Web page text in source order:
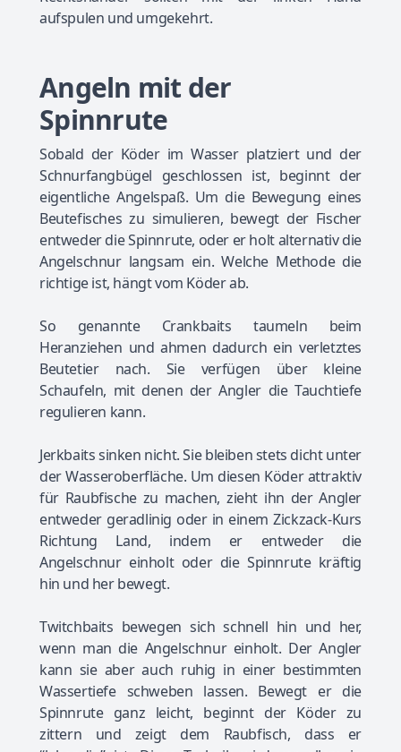
aufspulen und umgekehrt.
Angeln mit der
Spinnrute
Sobald der Köder im Wasser platziert und der
Schnurfangbügel geschlossen ist, beginnt der
eigentliche Angelspaß. Um die Bewegung eines
Beutefisches zu simulieren, bewegt der Fischer
entweder die Spinnrute, oder er holt alternativ die
Angelschnur langsam ein. Welche Methode die
richtige ist, hängt vom Köder ab.
So genannte Crankbaits taumeln beim
Heranziehen und ahmen dadurch ein verletztes
Beutetier nach. Sie verfügen über kleine
Schaufeln, mit denen der Angler die Tauchtiefe
regulieren kann.
Jerkbaits sinken nicht. Sie bleiben stets dicht unter
der Wasseroberfläche. Um diesen Köder attraktiv
für Raubfische zu machen, zieht ihn der Angler
entweder geradlinig oder in einem Zickzack-Kurs
Richtung Land, indem er entweder die
Angelschnur einholt oder die Spinnrute kräftig
hin und her bewegt.
Twitchbaits bewegen sich schnell hin und her,
wenn man die Angelschnur einholt. Der Angler
kann sie aber auch ruhig in einer bestimmten
Wassertiefe schweben lassen. Bewegt er die
Spinnrute ganz leicht, beginnt der Köder zu
zittern und zeigt dem Raubfisch, dass er